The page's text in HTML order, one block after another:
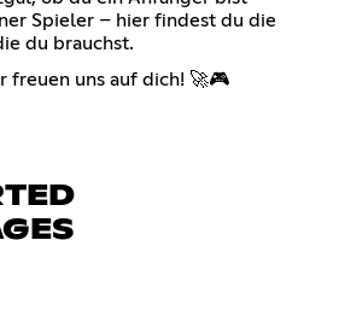
Spieler – hier findest du die
du brauchst.
freuen uns auf dich! 🚀🎮